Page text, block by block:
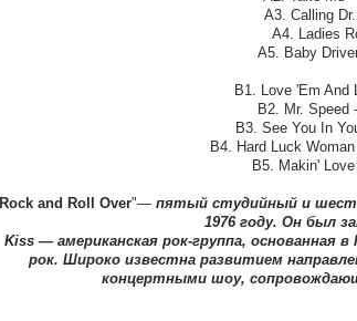
A3. Calling
A4. Ladies
A5. Baby
B1. Love 'Em And
B2. Mr. Speed
B3. See You In
B4. Hard Luck
B5. Makin'
Rock and Roll Over"— пятый студийный и
1976 году. Он был
Kiss — американская рок-группа, основанная
рок. Широко известна развитием
концертными шоу,